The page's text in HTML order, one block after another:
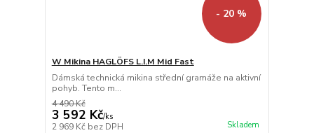
- 20 %
W Mikina HAGLÖFS L.I.M Mid Fast
Dámská technická mikina střední gramáže na aktivní
pohyb. Tento m...
4 490 Kč
3 592 Kč/ks
2 969 Kč bez DPH Skladem